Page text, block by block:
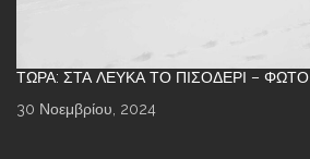
ΤΏΡΑ: ΣΤΑ ΛΕΥΚΆ ΤΟ ΠΙΣΟΔΈΡΙ – ΦΩΤΌ
30 Νοεμβρίου, 2024